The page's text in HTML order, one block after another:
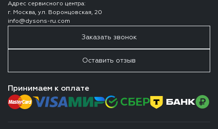
Адрес сервисного центра:
г. Москва, ул. Воронцовская, 20
info@dysons-ru.com
Заказать звонок
Оставить отзыв
Принимаем к оплате